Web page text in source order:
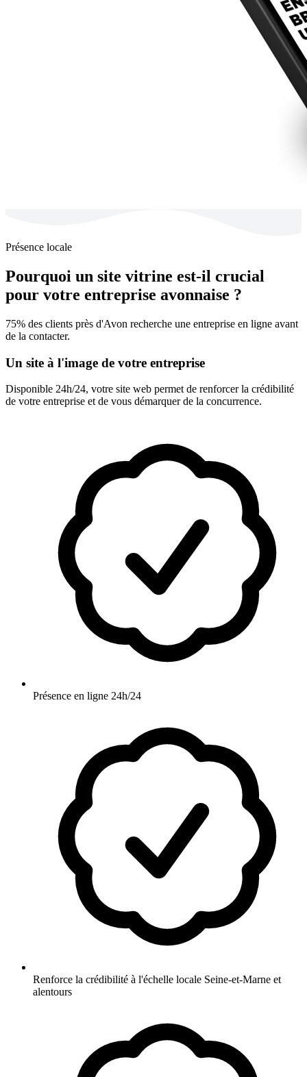
Présence locale
Pourquoi un site vitrine est-il crucial
pour votre entreprise avonnaise ?
75% des clients près d'Avon recherche une entreprise en ligne avant
de la contacter.
Un site à l'image de votre entreprise
Disponible 24h/24, votre site web permet de renforcer la crédibilité
de votre entreprise et de vous démarquer de la concurrence.
Présence en ligne 24h/24
Renforce la crédibilité à l'échelle locale Seine-et-Marne et
alentours